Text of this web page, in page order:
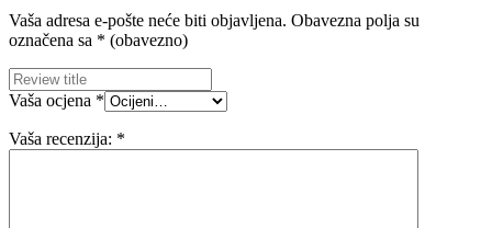
Vaša adresa e-pošte neće biti objavljena. Obavezna polja su
označena sa * (obavezno)
Vaša ocjena *
Vaša recenzija: *